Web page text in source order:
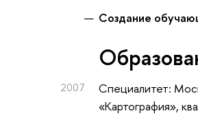
Создание
2007
Специалитет:
«Картография»,